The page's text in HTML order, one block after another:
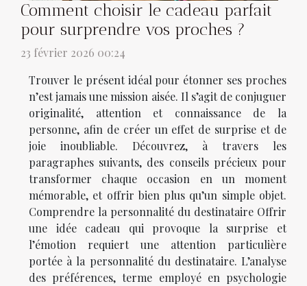
Comment choisir le cadeau parfait
pour surprendre vos proches ?
23 février 2026 00:24
Trouver le présent idéal pour étonner ses proches
n’est jamais une mission aisée. Il s’agit de conjuguer
originalité, attention et connaissance de la
personne, afin de créer un effet de surprise et de
joie inoubliable. Découvrez, à travers les
paragraphes suivants, des conseils précieux pour
transformer chaque occasion en un moment
mémorable, et offrir bien plus qu’un simple objet.
Comprendre la personnalité du destinataire Offrir
une idée cadeau qui provoque la surprise et
l’émotion requiert une attention particulière
portée à la personnalité du destinataire. L’analyse
des préférences, terme employé en psychologie